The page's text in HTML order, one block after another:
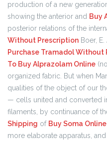
production of a new
showing the anterior and Buy
posterior relations of the
Without Prescription Boer,
Purchase Tramadol Without
To Buy Alprazolam Online
organized fabric. But when
qualities of the object of our
— cells united and converted
filaments, by continuance of
Shipping of Buy Soma Online
more elaborate apparatus,